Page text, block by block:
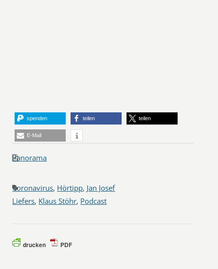
spenden teilen teilen
E-Mail
Panorama
Coronavirus, Hörtipp, Jan Josef
Liefers, Klaus Stöhr, Podcast
drucken PDF